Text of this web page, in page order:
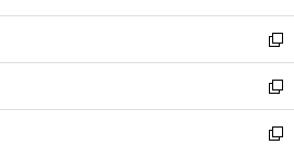
ウ
で
開
く
ン
ド
ウ
で
開
く
ウ
ィ
ン
ド
ウ
で
し
い
ウ
ィ
ン
ド
新
し
い
ウ
ィ
新
し
い
新